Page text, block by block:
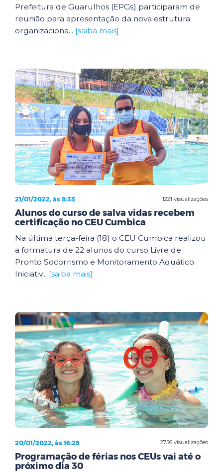
Prefeitura de Guarulhos (EPGs) participaram de
reunião para apresentação da nova estrutura
organizaciona... [saiba mais]
1221 visualizações
21/01/2022, às 8:35
Alunos do curso de salva vidas recebem
certificação no CEU Cumbica
Na última terça-feira (18) o CEU Cumbica realizou
a formatura de 22 alunos do curso Livre de
Pronto Socorrismo e Monitoramento Aquático.
Iniciativ... [saiba mais]
2756 visualizações
20/01/2022, às 16:28
Programação de férias nos CEUs vai até o
próximo dia 30